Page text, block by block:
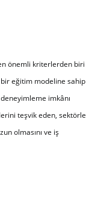
önemli kriterlerden biri
eğitim modeline sahip
imkânı
teşvik eden, sektörle
olmasını ve iş